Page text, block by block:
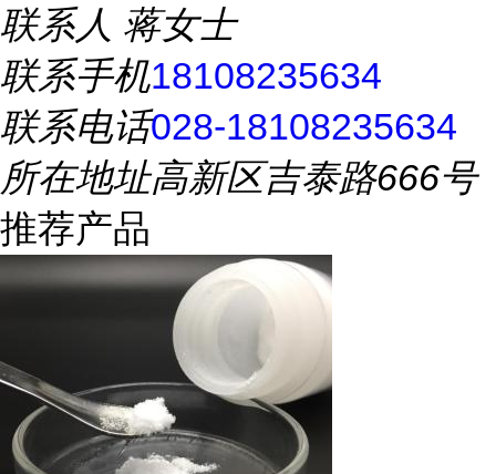
联系人 蒋女士
联系手机18108235634
联系电话028-18108235634
所在地址高新区吉泰路666号
推荐产品